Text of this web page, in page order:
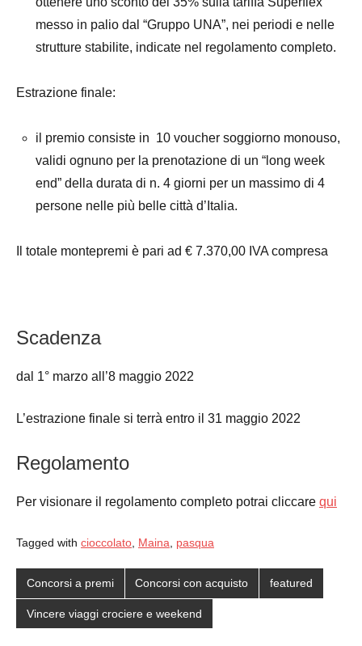
messo in palio dal “Gruppo UNA”, nei periodi e nelle
strutture stabilite, indicate nel regolamento completo.
Estrazione finale:
il premio consiste in 10 voucher soggiorno monouso,
validi ognuno per la prenotazione di un “long week
end” della durata di n. 4 giorni per un massimo di 4
persone nelle più belle città d’Italia.
Il totale montepremi è pari ad € 7.370,00 IVA compresa
Scadenza
dal 1° marzo all’8 maggio 2022
L’estrazione finale si terrà entro il 31 maggio 2022
Regolamento
Per visionare il regolamento completo potrai cliccare qui
Tagged with cioccolato Maina pasqua
Concorsi a premi Concorsi con acquisto featured
Vincere viaggi crociere e weekend